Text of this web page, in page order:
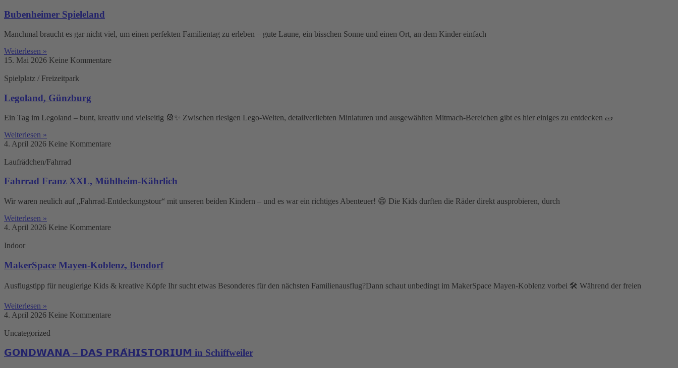
Bubenheimer Spieleland
Manchmal braucht es gar nicht viel, um einen perfekten Familientag zu erleben – gute Laune, ein bisschen Sonne und einen Ort, an dem Kinder einfach
Weiterlesen »
15. Mai 2026 Keine Kommentare
Spielplatz / Freizeitpark
Legoland, Günzburg
Ein Tag im Legoland – bunt, kreativ und vielseitig 🎡✨ Zwischen riesigen Lego-Welten, detailverliebten Miniaturen und ausgewählten Mitmach-Bereichen gibt es hier einiges zu entdecken 🧱
Weiterlesen »
4. April 2026 Keine Kommentare
Laufrädchen/Fahrrad
Fahrrad Franz XXL, Mühlheim-Kährlich
Wir waren neulich auf „Fahrrad-Entdeckungstour“ mit unseren beiden Kindern – und es war ein richtiges Abenteuer! 😄 Die Kids durften die Räder direkt ausprobieren, durch
Weiterlesen »
4. April 2026 Keine Kommentare
Indoor
MakerSpace Mayen-Koblenz, Bendorf
Ausflugstipp für neugierige Kids & kreative Köpfe Ihr sucht etwas Besonderes für den nächsten Familienausflug?Dann schaut unbedingt im MakerSpace Mayen-Koblenz vorbei 🛠️ Während der freien
Weiterlesen »
4. April 2026 Keine Kommentare
Uncategorized
𝗚𝗢𝗡𝗗𝗪𝗔𝗡𝗔 – 𝗗𝗔𝗦 𝗣𝗥𝗔̈𝗛𝗜𝗦𝗧𝗢𝗥𝗜𝗨𝗠 in Schiffweiler